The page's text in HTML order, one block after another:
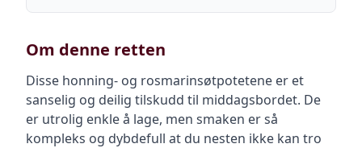
Om denne retten
Disse honning- og rosmarinsøtpotetene er et
sanselig og deilig tilskudd til middagsbordet. De
er utrolig enkle å lage, men smaken er så
kompleks og dybdefull at du nesten ikke kan tro